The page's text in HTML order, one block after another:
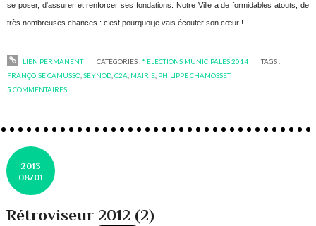
se poser, d'assurer et renforcer ses fondations. Notre Ville a de formidables atouts, de
très nombreuses chances : c’est pourquoi je vais écouter son cœur !
LIEN PERMANENT CATÉGORIES : * ELECTIONS MUNICIPALES 2014
TAGS :
FRANÇOISE CAMUSSO ,SEYNOD ,C2A MAIRIE PHILIPPE CHAMOSSET
5 COMMENTAIRES
2013
08/01
Rétroviseur 2012 (2)